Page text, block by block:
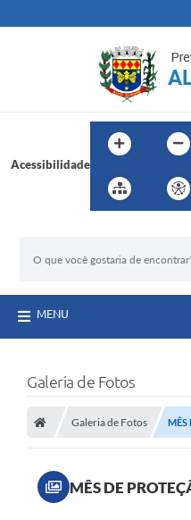
Acessibilidade
MENU
Galeria de Fotos
Galeria de Fotos MÊS
MÊS DE